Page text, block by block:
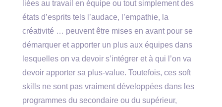
liées au travail en équipe ou tout simplement des
états d’esprits tels l’audace, l’empathie, la
créativité … peuvent être mises en avant pour se
démarquer et apporter un plus aux équipes dans
lesquelles on va devoir s’intégrer et à qui l’on va
devoir apporter sa plus-value. Toutefois, ces soft
skills ne sont pas vraiment développées dans les
programmes du secondaire ou du supérieur,